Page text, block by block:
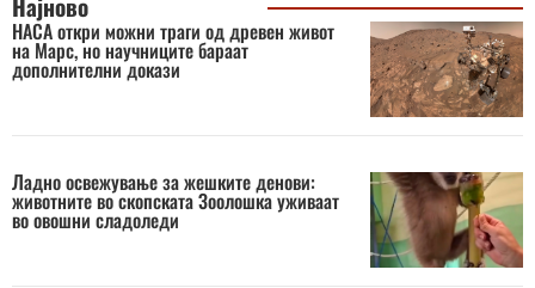
НАСА откри можни траги од древен живот
на Марс, но научниците бараат
дополнителни докази
Ладно освежување за жешките денови:
животните во скопската Зоолошка уживаат
во овошни сладоледи